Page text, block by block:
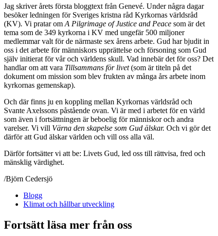
Jag skriver årets första bloggtext från Genevé. Under några dagar
besöker ledningen för Sveriges kristna råd Kyrkornas världsråd
(KV). Vi pratar om A Pilgrimage of Justice and Peace som är det
tema som de 349 kyrkorna i KV med ungefär 500 miljoner
medlemmar valt för de närmaste sex årens arbete. Gud har bjudit in
oss i det arbete för människors upprättelse och försoning som Gud
själv initierat för vår och världens skull. Vad innebär det för oss? Det
handlar om att vara Tillsammans för livet(som är titeln på det
dokument om mission som blev frukten av många års arbete inom
kyrkornas gemenskap).
Och där finns ju en koppling mellan Kyrkornas världsråd och
Svante Axelssons påstående ovan. Vi är med i arbetet för en värld
som även i fortsättningen är beboelig för människor och andra
varelser. Vi vill Värna den skapelse som Gud älskar. Och vi gör det
därför att Gud älskar världen och vill oss alla väl.
Därför fortsätter vi att be: Livets Gud, led oss till rättvisa, fred och
mänsklig värdighet.
/Björn Cedersjö
Blogg
Klimat och hållbar utveckling
Fortsätt läsa mer från oss